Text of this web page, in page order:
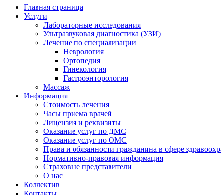
Главная страница
Услуги
Лабораторные исследования
Ультразвуковая диагностика (УЗИ)
Лечение по специализации
Неврология
Ортопедия
Гинекология
Гастроэнторология
Массаж
Информация
Стоимость лечения
Часы приема врачей
Лицензия и реквизиты
Оказание услуг по ДМС
Оказание услуг по ОМС
Права и обязанности гражданина в сфере
Нормативно-правовая информация
Страховые представители
О нас
Коллектив
Контакты